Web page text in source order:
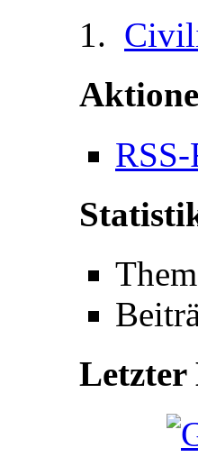
Letzter